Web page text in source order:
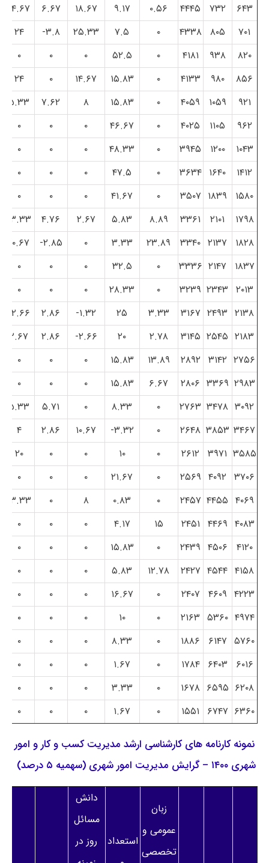
۶۴۳
۷۳۲ ۴۴۴۵ ۰.۵۶ ۹.۱۷ ۱۸.۶۷ ۶.۶۷
۱۴.۶۷
۷۰۱
۸۰۵ ۴۳۳۸ ۰ ۷.۵ ۲۵.۳۳ ۳.۸-
۲۴
۸۲۰
۹۳۸ ۴۱۸۱ ۰ ۵۲.۵ ۰ ۰
۰
۸۵۶
۹۸۰ ۴۱۳۳ ۰ ۱۵.۸۳ ۱۴.۶۷ ۰
۲۴
۹۲۱
۱۰۵۹ ۴۰۵۹ ۰ ۱۵.۸۳ ۸ ۷.۶۲
۵.۳۳
۹۶۲
۱۱۰۵ ۴۰۲۵ ۰ ۴۶.۶۷ ۰ ۰
۰
۱۰۴۳
۱۲۰۰ ۳۹۴۵ ۰ ۴۸.۳۳ ۰ ۰
۰
۱۴۱۲
۱۶۴۰ ۳۶۳۴ ۰ ۴۷.۵ ۰ ۰
۰
۱۵۸۰
۱۸۳۹ ۳۵۰۷ ۰ ۴۱.۶۷ ۰ ۰
۰
۱۷۹۸
۲۱۰۱ ۳۳۶۱ ۸.۸۹ ۵.۸۳ ۲.۶۷ ۴.۷۶
۱۳.۳۳
۱۸۲۸
۲۱۳۷ ۳۳۴۰ ۲۳.۸۹ ۳.۳۳ ۰ ۲.۸۵-
۱۰.۶۷
۱۸۳۷
۲۱۴۷ ۳۳۳۶ ۰ ۳۲.۵ ۰ ۰
۰
۲۰۱۳ ۲۳۴۳ ۳۲۳۹ ۰ ۲۸.۳۳ ۰ ۰
۰
۲۱۳۸ ۲۴۹۳ ۳۱۶۷ ۳.۳۳ ۲۵ ۱.۳۲- ۲.۸۶
۲.۶۶-
۲۱۸۳ ۲۵۴۵ ۳۱۴۵ ۲.۷۸ ۲۰ ۲.۶۶- ۲.۸۶
۲.۶۷
۲۷۵۶ ۳۱۴۲ ۲۸۹۲ ۱۳.۸۹ ۱۵.۸۳ ۰ ۰
۰
۲۹۸۳ ۳۳۶۹ ۲۸۰۶ ۶.۶۷ ۱۵.۸۳ ۰ ۰
۰
۳۰۹۲ ۳۴۷۸ ۲۷۶۳ ۰ ۸.۳۳ ۰ ۵.۷۱
۵.۳۳
۳۴۶۷ ۳۸۵۳ ۲۶۴۸ ۰ ۳.۳۲- ۱۰.۶۷ ۲.۸۶
۴
۳۵۸۵ ۳۹۷۱ ۲۶۱۲ ۰ ۱۰ ۰ ۰
۲۰
۳۷۰۶ ۴۰۹۲ ۲۵۶۹ ۰ ۲۱.۶۷ ۰ ۰
۰
۴۰۶۹ ۴۴۵۵ ۲۴۵۷ ۰ ۰.۸۳ ۸ ۰
۱۳.۳۳
۴۰۸۳ ۴۴۶۹ ۲۴۵۱ ۱۵ ۴.۱۷ ۰ ۰
۰
۴۱۲۰
۴۵۰۶ ۲۴۳۹ ۰ ۱۵.۸۳ ۰ ۰
۰
۴۱۵۸ ۴۵۴۴ ۲۴۲۷ ۱۲.۷۸ ۵.۸۳ ۰ ۰
۰
۴۲۲۳ ۴۶۰۹ ۲۴۰۷ ۰ ۱۶.۶۷ ۰ ۰
۰
۴۹۷۴ ۵۳۶۰ ۲۱۶۳ ۰ ۱۰ ۰ ۰
۰
۵۷۶۰ ۶۱۴۷ ۱۸۸۶ ۰ ۸.۳۳ ۰ ۰
۰
۶۰۱۶
۶۴۰۳ ۱۷۸۴ ۰ ۱.۶۷ ۰ ۰
۰
۶۲۰۸ ۶۵۹۵ ۱۶۷۸ ۰ ۳.۳۳ ۰ ۰
۰
۶۳۶۰ ۶۷۴۷ ۱۵۵۱ ۰ ۱.۶۷ ۰ ۰ ۰
نمونه کارنامه های کارشناسی ارشد مدیریت کسب و کار و امور
شهری ۱۴۰۰ – گرایش مدیریت امور شهری (سهمیه ۵ درصد)
زبان
عمومی و
تخصصی
استعداد
دانش
مسائل
روز در